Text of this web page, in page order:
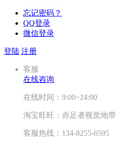
忘记密码？
QQ登录
微信登录
登陆 注册
客服
在线咨询
在线时间：9:00~24:00
淘宝旺旺：赤足者视觉地带
客服热线：134-8255-6595